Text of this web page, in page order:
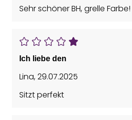
Sehr schöner BH, grelle Farbe!
Ich liebe den
Lina,29.07.2025
Sitzt perfekt